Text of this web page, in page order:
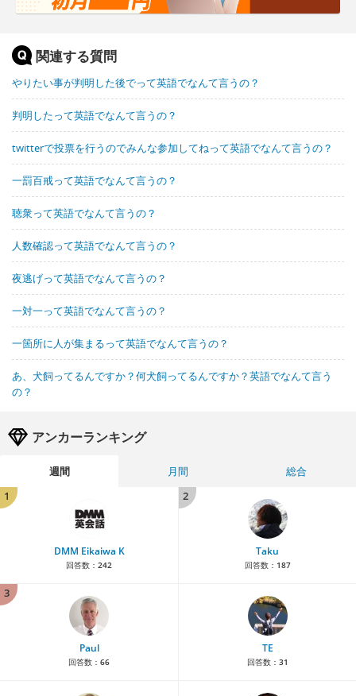
関連する質問
やりたい事が判明した後でって英語でなんて言うの？
判明したって英語でなんて言うの？
twitterで投票を行うのでみんな参加してねって英語でなんて言うの？
一罰百戒って英語でなんて言うの？
聴衆って英語でなんて言うの？
人数確認って英語でなんて言うの？
夜逃げって英語でなんて言うの？
一対一って英語でなんて言うの？
一箇所に人が集まるって英語でなんて言うの？
あ、犬飼ってるんですか？何犬飼ってるんですか？英語でなんて言う
の？
アンカーランキング
週間 月間
総合
1
DMM Eikaiwa K
回答数： 242
2
Taku
回答数： 187
3
Paul
回答数： 66
TE
回答数： 31